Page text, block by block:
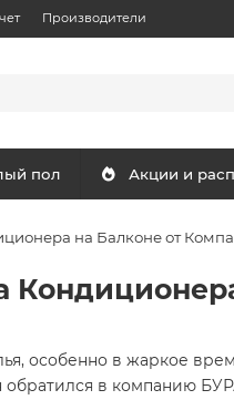
Производители
пол Акции и
на Балконе от
особенно в жаркое
в компанию